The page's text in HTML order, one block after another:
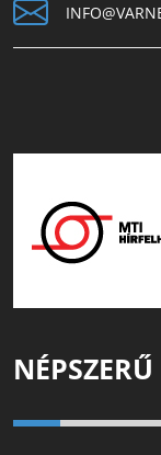
NÉPSZERŰ